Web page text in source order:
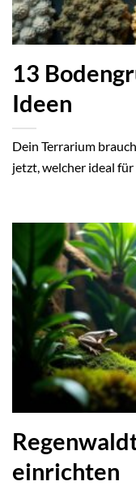
13
Ideen
Dein Terrarium
jetzt, welcher ideal
einrichten